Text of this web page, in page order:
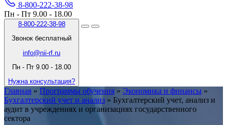
8-800-222-38-98
Пн - Пт 9.00 - 18.00
8-800-222-38-98
Звонок бесплатный
info@nii-rf.ru
Пн - Пт 9.00 - 18.00
Нужна консультация?
Главная » Программы обучения » Экономика и финансы »
Бухгалтерский учет и анализ » Бухгалтерский учет, анализ и
аудит в учреждениях и организациях государственного
сектора